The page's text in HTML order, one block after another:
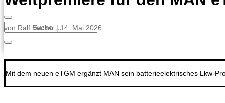
von Ralf Becker|14. Mai 2026
Mit dem neuen eTGM ergänzt MAN sein batterieelektrisches Lkw-